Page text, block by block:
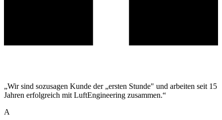
„Wir sind sozusagen Kunde der „ersten Stunde" und arbeiten seit 15
Jahren erfolgreich mit LuftEngineering zusammen.“
A